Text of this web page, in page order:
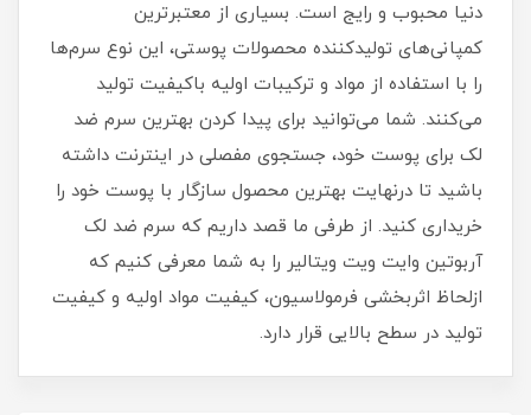
دنیا محبوب و رایج است. بسیاری از معتبرترین
کمپانی‌های تولیدکننده محصولات پوستی، این نوع سرم‌ها
را با استفاده از مواد و ترکیبات اولیه باکیفیت تولید
می‌کنند. شما می‌توانید برای پیدا کردن بهترین سرم ضد
لک برای پوست خود، جستجوی مفصلی در اینترنت داشته
باشید تا درنهایت بهترین محصول سازگار با پوست خود را
خریداری کنید. از طرفی ما قصد داریم که سرم ضد لک
آربوتین وایت ویت ویتالیر را به شما معرفی کنیم که
ازلحاظ اثربخشی فرمولاسیون، کیفیت مواد اولیه و کیفیت
تولید در سطح بالایی قرار دارد.